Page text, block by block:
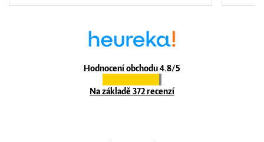
Hodnocení obchodu 4.8/5
Na základě 372 recenzí